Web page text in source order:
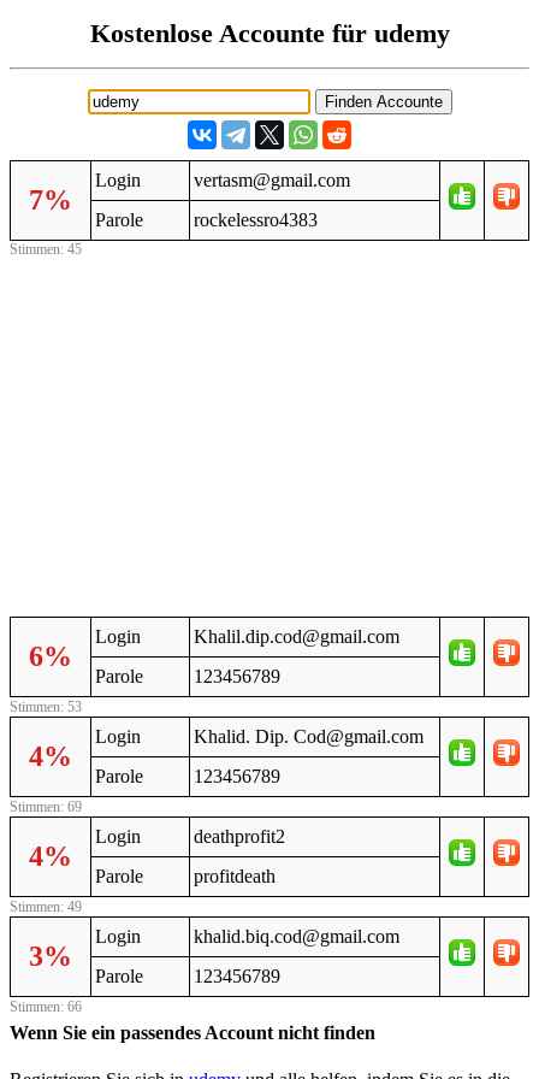
Kostenlose Accounte für udemy
7%
Login
vertasm@gmail.com
Parole
rockelessro4383
Stimmen: 45
6%
Login
Khalil.dip.cod@gmail.com
Parole
123456789
Stimmen: 53
4%
Login
Khalid. Dip. Cod@gmail.com
Parole
123456789
Stimmen: 69
4%
Login
deathprofit2
Parole
profitdeath
Stimmen: 49
3%
Login
khalid.biq.cod@gmail.com
Parole
123456789
Stimmen: 66
Wenn Sie ein passendes Account nicht finden